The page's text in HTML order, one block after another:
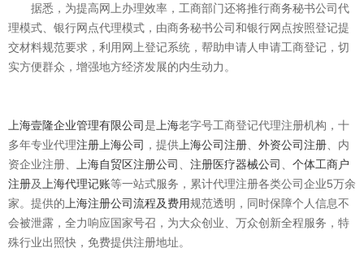
据悉，为提高网上办理效率，工商部门还将推行商务秘书公司代
理模式、银行网点代理模式，由商务秘书公司和银行网点按照登记提
交材料规范要求，利用网上登记系统，帮助申请人申请工商登记，切
实方便群众，增强地方经济发展的内生动力。
上海壹隆企业管理有限公司是 上海老字号工商登记代理注册机构，十
多年专业代理注册上海公司 ，提供 上海公司注册 外资公司注册 、内
资企业注册、
上海自贸区注册公司 注册医疗器械公司
个体工商户
注册及 上海代理记账等一站式服务，累计代理注册各类公司企业5万余
家。提供的 上海注册公司流程及费用规范透明，同时保障个人信息不
会被泄露，全力响应国家号召，为大众创业、万众创新全程服务，特
殊行业出照快，免费提供注册地址。